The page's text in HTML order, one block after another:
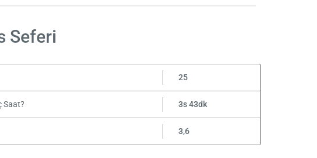
Seferi
25
Saat? 3s 43dk
3,6